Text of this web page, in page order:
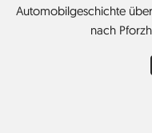
Automobilgeschichte
nach